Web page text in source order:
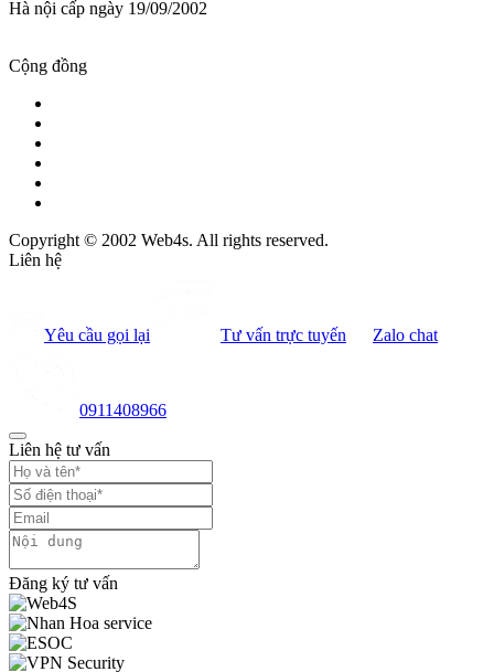
Hà nội cấp ngày 19/09/2002
Cộng đồng
Copyright © 2002 Web4s. All rights reserved.
Liên hệ
Yêu cầu gọi lại Tư vấn trực tuyến Zalo chat
0911408966
Liên hệ tư vấn
Đăng ký tư vấn